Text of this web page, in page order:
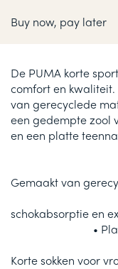
Buy now, pay later
De PUMA korte
comfort en
van gerecyclede
een gedempte zool
en een platte
Komt
Gemaakt van
•
• Platte
Korte sokken voor